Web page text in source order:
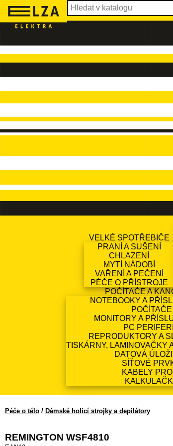
VELKÉ SPOTŘEBIČE
PRANÍ A SUŠENÍ
CHLAZENÍ
MYTÍ NÁDOBÍ
VAŘENÍ A PEČENÍ
PÉČE O PŘÍSTROJE
POČÍTAČE A
NOTEBOOKY A
POČÍTAČE
MONITORY A
PC
REPRODUKTORY A
TISKÁRNY, LAMINOVAČKY
DATOVÁ
SÍŤOVÉ
KABELY
Péče o tělo / Dámské holicí strojky a depilátory
REMINGTON WSF4810